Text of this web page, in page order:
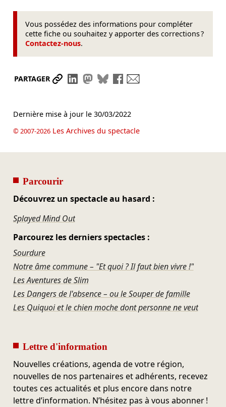
Vous possédez des informations pour compléter
cette fiche ou souhaitez y apporter des corrections ?
Contactez-nous.
PARTAGER Partager le lien
Partager sur LinkedIn
Partager sur Mastodon
Partager sur Bluesky
Partager sur Facebook
Dernière mise à jour le 30/03/2022
© 2007-2026Les Archives du spectacle
Parcourir
Découvrez un spectacle au hasard :
Splayed Mind Out
Parcourez les derniers spectacles :
Sourdure
Notre âme commune – "Et quoi ? Il faut bien vivre !"
Les Aventures de Slim
Les Dangers de l'absence – ou le Souper de famille
Les Quiquoi et le chien moche dont personne ne veut
Lettre d'information
Nouvelles créations, agenda de votre région,
nouvelles de nos partenaires et adhérents, recevez
toutes ces actualités et plus encore dans notre
lettre d’information. N’hésitez pas à vous abonner !